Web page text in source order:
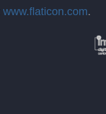
www.flaticon.com.